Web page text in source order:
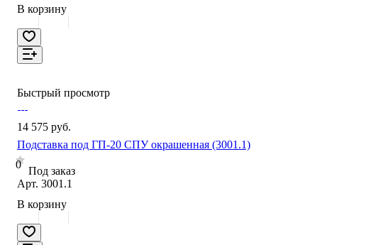
В корзину
Быстрый просмотр
14 575 руб.
Подставка под ГП-20 СПУ окрашенная (3001.1)
0
Под заказ
Арт. 3001.1
В корзину